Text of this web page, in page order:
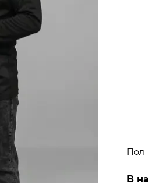
Пол
В